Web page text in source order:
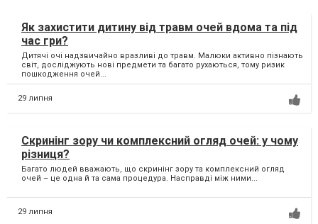
Як захистити дитину від травм очей вдома та під
час гри?
Дитячі очі надзвичайно вразливі до травм. Малюки активно пізнають
світ, досліджують нові предмети та багато рухаються, тому ризик
пошкодження очей...
29 липня
Скринінг зору чи комплексний огляд очей: у чому
різниця?
Багато людей вважають, що скринінг зору та комплексний огляд
очей – це одна й та сама процедура. Насправді між ними...
29 липня